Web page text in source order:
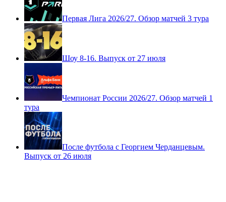
Первая Лига 2026/27. Обзор матчей 3 тура
Шоу 8-16. Выпуск от 27 июля
Чемпионат России 2026/27. Обзор матчей 1
тура
После футбола с Георгием Черданцевым.
Выпуск от 26 июля